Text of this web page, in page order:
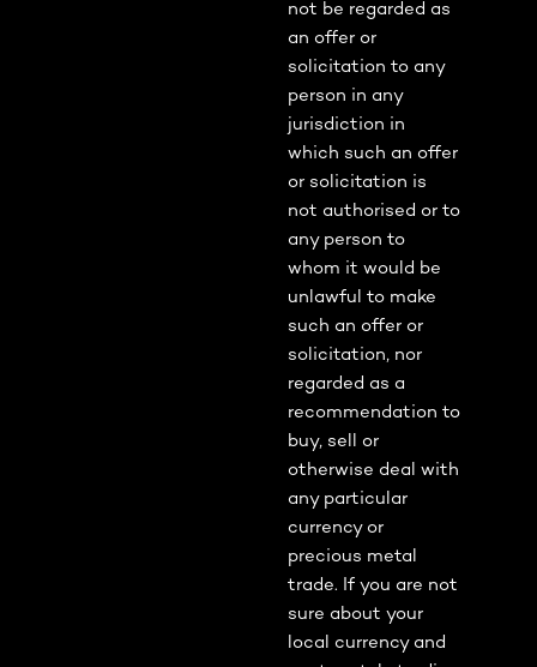
not be regarded as
an offer or
solicitation to any
person in any
jurisdiction in
which such an offer
or solicitation is
not authorised or to
any person to
whom it would be
unlawful to make
such an offer or
solicitation, nor
regarded as a
recommendation to
buy, sell or
otherwise deal with
any particular
currency or
precious metal
trade. If you are not
sure about your
local currency and